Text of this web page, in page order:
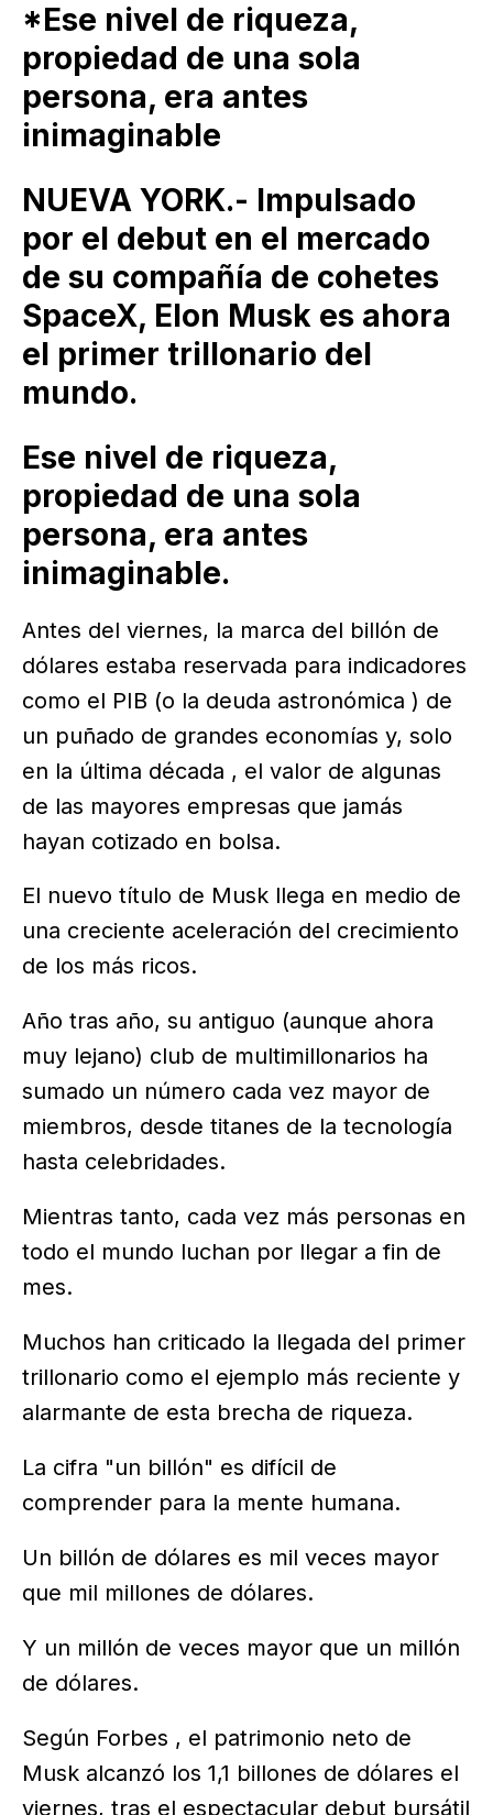
*Ese nivel de riqueza,
propiedad de una sola
persona, era antes
inimaginable
NUEVA YORK.- Impulsado
por el debut en el mercado
de su compañía de cohetes
SpaceX, Elon Musk es ahora
el primer trillonario del
mundo.
Ese nivel de riqueza,
propiedad de una sola
persona, era antes
inimaginable.
Antes del viernes, la marca del billón de
dólares estaba reservada para indicadores
como el PIB (o la deuda astronómica ) de
un puñado de grandes economías y, solo
en la última década , el valor de algunas
de las mayores empresas que jamás
hayan cotizado en bolsa.
El nuevo título de Musk llega en medio de
una creciente aceleración del crecimiento
de los más ricos.
Año tras año, su antiguo (aunque ahora
muy lejano) club de multimillonarios ha
sumado un número cada vez mayor de
miembros, desde titanes de la tecnología
hasta celebridades.
Mientras tanto, cada vez más personas en
todo el mundo luchan por llegar a fin de
mes.
Muchos han criticado la llegada del primer
trillonario como el ejemplo más reciente y
alarmante de esta brecha de riqueza.
La cifra "un billón" es difícil de
comprender para la mente humana.
Un billón de dólares es mil veces mayor
que mil millones de dólares.
Y un millón de veces mayor que un millón
de dólares.
Según Forbes , el patrimonio neto de
Musk alcanzó los 1,1 billones de dólares el
viernes, tras el espectacular debut bursátil